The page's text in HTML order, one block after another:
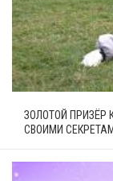
ЗОЛОТОЙ ПРИЗЁР
СВОИМИ